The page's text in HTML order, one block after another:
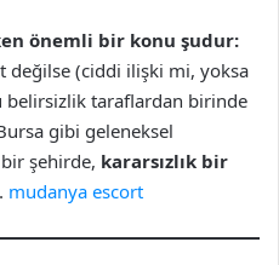
önemli bir konu şudur:
değilse (ciddi ilişki mi, yoksa
belirsizlik taraflardan birinde
gibi geleneksel
şehirde, kararsızlık bir
. mudanya escort